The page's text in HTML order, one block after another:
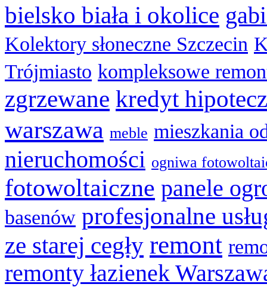
bielsko biała i okolice
Kolektory słoneczne Szczecin
Trójmiasto kompleksowe
zgrzewane kredyt
warszawa meble mieszkania
nieruchomości ogniwa
fotowoltaiczne panele
basenów profesjonalne
ze starej cegły remont
remonty łazienek